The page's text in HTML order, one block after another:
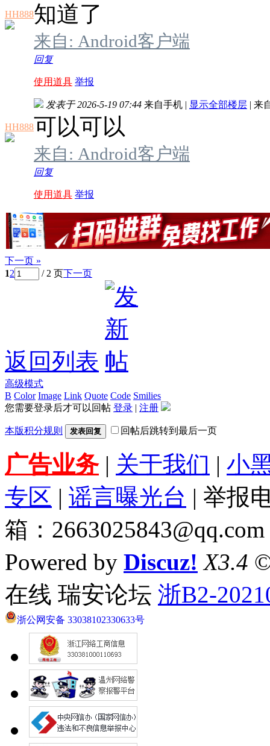
HH888知道了
来自: Android客户端
回复
使用道具 举报
HH888
发表于 2026-5-19 07:44 来自手机 | 显示全部楼层 | 来
可以可以
来自: Android客户端
回复
使用道具 举报
下一页 »
12 / 2 页下一页
返回列表
高级模式
B Color Image Link Quote Code Smilies
您需要登录后才可以回帖 登录 | 注册
本版积分规则 发表回复 回帖后跳转到最后一页
广告业务| 关于我们 | 小
专区 | 谣言曝光台 | 举报
箱：2663025843@qq.com
Powered by Discuz! X3.4
在线 瑞安论坛 浙B2-
浙公网安备 33038102330633号